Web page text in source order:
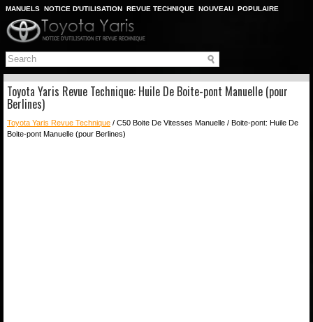
MANUELS NOTICE D'UTILISATION REVUE TECHNIQUE NOUVEAU POPULAIRE
PLAN DU SITE
CHERCHER
Toyota Yaris Revue Technique: Huile De Boite-pont Manuelle (pour
Berlines)
Toyota Yaris Revue Technique / C50 Boite De Vitesses Manuelle / Boite-pont: Huile De
Boite-pont Manuelle (pour Berlines)